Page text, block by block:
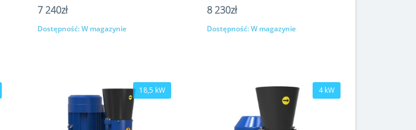
7 240zł
Kup
Dostępność:W magazynie
8 230zł
Kup
Dostępność:W magazynie
18,5 kW 4 kW